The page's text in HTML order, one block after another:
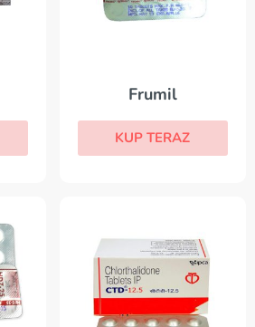
Frumil
KUP TERAZ